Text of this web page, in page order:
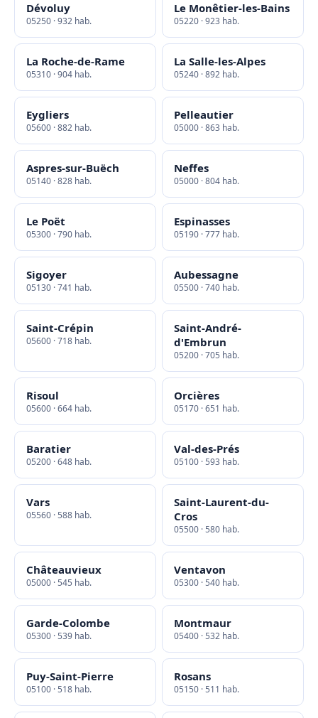
Dévoluy
05250 · 932 hab.
Le Monêtier-les-Bains
05220 · 923 hab.
La Roche-de-Rame
05310 · 904 hab.
La Salle-les-Alpes
05240 · 892 hab.
Eygliers
05600 · 882 hab.
Pelleautier
05000 · 863 hab.
Aspres-sur-Buëch
05140 · 828 hab.
Neffes
05000 · 804 hab.
Le Poët
05300 · 790 hab.
Espinasses
05190 · 777 hab.
Sigoyer
05130 · 741 hab.
Aubessagne
05500 · 740 hab.
Saint-Crépin
05600 · 718 hab.
Saint-André-
d'Embrun
05200 · 705 hab.
Risoul
05600 · 664 hab.
Orcières
05170 · 651 hab.
Baratier
05200 · 648 hab.
Val-des-Prés
05100 · 593 hab.
Vars
05560 · 588 hab.
Saint-Laurent-du-
Cros
05500 · 580 hab.
Châteauvieux
05000 · 545 hab.
Ventavon
05300 · 540 hab.
Garde-Colombe
05300 · 539 hab.
Montmaur
05400 · 532 hab.
Puy-Saint-Pierre
05100 · 518 hab.
Rosans
05150 · 511 hab.